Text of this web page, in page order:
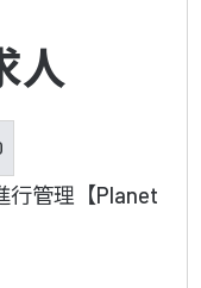
人
行管理【Planet